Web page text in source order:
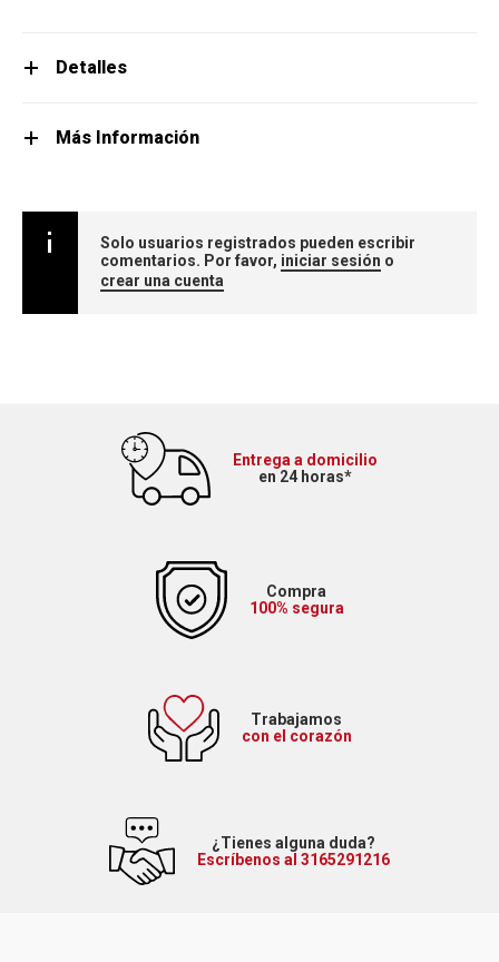
Detalles
Más Información
Solo usuarios registrados pueden escribir
comentarios. Por favor, iniciar sesión o
crear una cuenta
Entrega a domicilio
en 24 horas*
Compra
100% segura
Trabajamos
con el corazón
¿Tienes alguna duda?
Escríbenos al 3165291216